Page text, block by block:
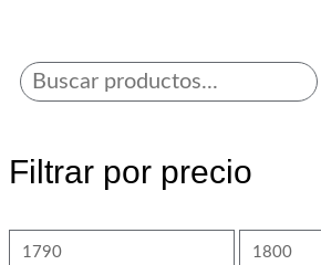
Filtrar por precio